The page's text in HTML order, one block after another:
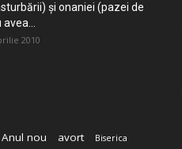
şi onaniei (pazei de
avea...
2010
Anul nou avort Biserica